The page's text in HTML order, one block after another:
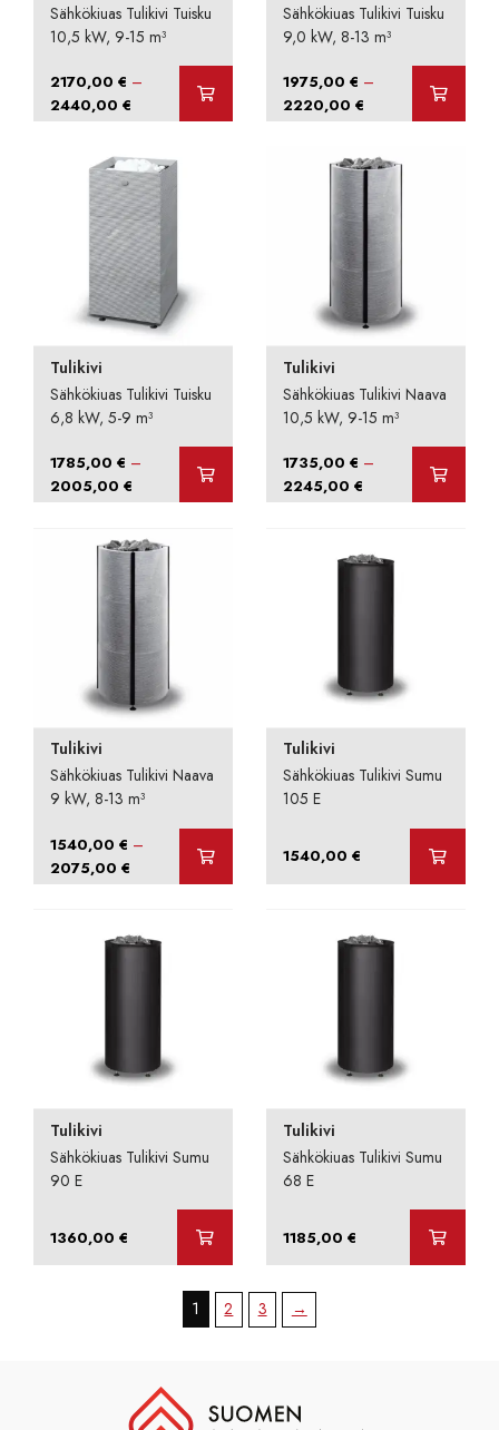
Sähkökiuas Tulikivi Tuisku
10,5 kW, 9-15 m³
2170,00€ –
2440,00€ Hintaluokka:
2170,00 €
2440,00 €
Sähkökiuas Tulikivi Tuisku
9,0 kW, 8-13 m³
1975,00€ –
2220,00€ Hintaluokka:
1975,00 €
2220,00 €
Tulikivi
Sähkökiuas Tulikivi Tuisku
6,8 kW, 5-9 m³
1785,00€ –
2005,00€ Hintaluokka:
1785,00 €
2005,00 €
Tulikivi
Sähkökiuas Tulikivi Naava
10,5 kW, 9-15 m³
1735,00€ –
2245,00€ Hintaluokka:
1735,00 €
2245,00 €
Tulikivi
Sähkökiuas Tulikivi Naava
9 kW, 8-13 m³
1540,00€ –
2075,00€ Hintaluokka:
1540,00 €
2075,00 €
Tulikivi
Sähkökiuas Tulikivi Sumu
105 E
1540,00€
Tulikivi
Sähkökiuas Tulikivi Sumu
90 E
1360,00€
Tulikivi
Sähkökiuas Tulikivi Sumu
68 E
1185,00€
1 2 3 →